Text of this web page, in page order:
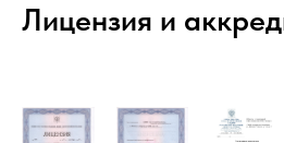
Лицензия и